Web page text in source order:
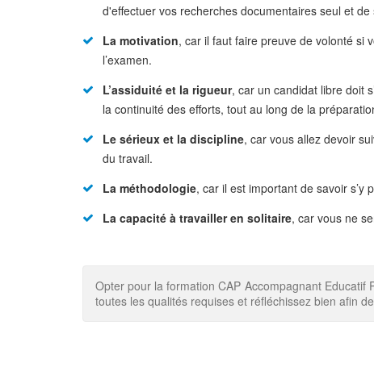
d'effectuer vos recherches documentaires seul et
La motivation, car il faut faire preuve de volonté si
l’examen.
L’assiduité et la rigueur, car un candidat libre doit
la continuité des efforts, tout au long de la
Le sérieux et la discipline, car vous allez devoir
du travail.
La méthodologie, car il est important de savoir s’y
La capacité à travailler en solitaire, car vous ne
Opter pour la formation CAP Accompagnant
toutes les qualités requises et réfléchissez bien afin